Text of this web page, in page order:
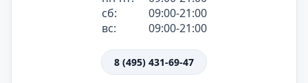
сб:
09:00-21:00
вс:
09:00-21:00
8 (495) 431-69-47